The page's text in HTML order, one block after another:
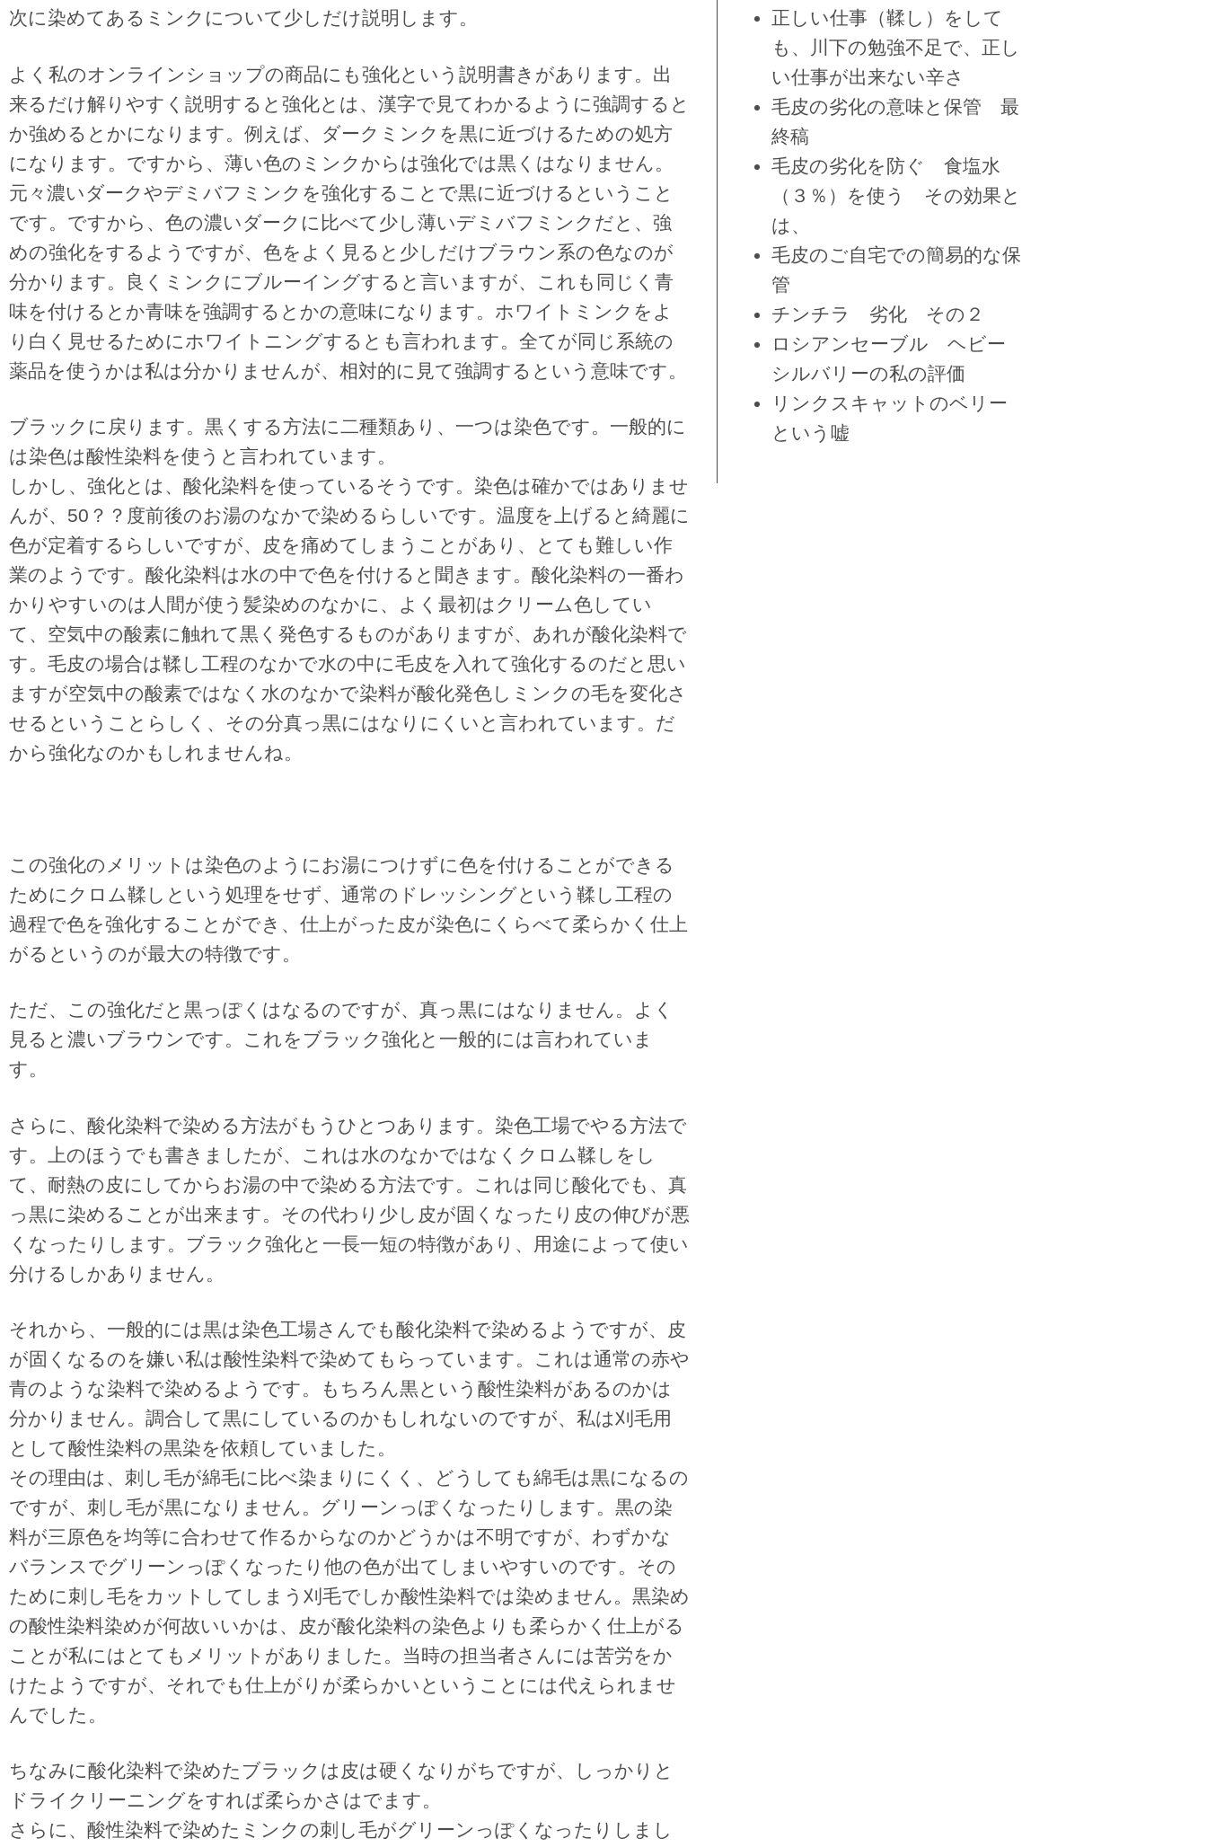
次に染めてあるミンクについて少しだけ説明します。
よく私のオンラインショップの商品にも強化という説明書きがあります。出
来るだけ解りやすく説明すると強化とは、漢字で見てわかるように強調すると
か強めるとかになります。例えば、ダークミンクを黒に近づけるための処方
になります。ですから、薄い色のミンクからは強化では黒くはなりません。
元々濃いダークやデミバフミンクを強化することで黒に近づけるということ
です。ですから、色の濃いダークに比べて少し薄いデミバフミンクだと、強
めの強化をするようですが、色をよく見ると少しだけブラウン系の色なのが
分かります。良くミンクにブルーイングすると言いますが、これも同じく青
味を付けるとか青味を強調するとかの意味になります。ホワイトミンクをよ
り白く見せるためにホワイトニングするとも言われます。全てが同じ系統の
薬品を使うかは私は分かりませんが、相対的に見て強調するという意味です。
ブラックに戻ります。黒くする方法に二種類あり、一つは染色です。一般的に
は染色は酸性染料を使うと言われています。
しかし、強化とは、酸化染料を使っているそうです。染色は確かではありませ
んが、50？？度前後のお湯のなかで染めるらしいです。温度を上げると綺麗に
色が定着するらしいですが、皮を痛めてしまうことがあり、とても難しい作
業のようです。酸化染料は水の中で色を付けると聞きます。酸化染料の一番わ
かりやすいのは人間が使う髪染めのなかに、よく最初はクリーム色してい
て、空気中の酸素に触れて黒く発色するものがありますが、あれが酸化染料で
す。毛皮の場合は鞣し工程のなかで水の中に毛皮を入れて強化するのだと思い
ますが空気中の酸素ではなく水のなかで染料が酸化発色しミンクの毛を変化さ
せるということらしく、その分真っ黒にはなりにくいと言われています。だ
から強化なのかもしれませんね。
この強化のメリットは染色のようにお湯につけずに色を付けることができる
ためにクロム鞣しという処理をせず、通常のドレッシングという鞣し工程の
過程で色を強化することができ、仕上がった皮が染色にくらべて柔らかく仕上
がるというのが最大の特徴です。
ただ、この強化だと黒っぽくはなるのですが、真っ黒にはなりません。よく
見ると濃いブラウンです。これをブラック強化と一般的には言われていま
す。
さらに、酸化染料で染める方法がもうひとつあります。染色工場でやる方法で
す。上のほうでも書きましたが、これは水のなかではなくクロム鞣しをし
て、耐熱の皮にしてからお湯の中で染める方法です。これは同じ酸化でも、真
っ黒に染めることが出来ます。その代わり少し皮が固くなったり皮の伸びが悪
くなったりします。ブラック強化と一長一短の特徴があり、用途によって使い
分けるしかありません。
それから、一般的には黒は染色工場さんでも酸化染料で染めるようですが、皮
が固くなるのを嫌い私は酸性染料で染めてもらっています。これは通常の赤や
青のような染料で染めるようです。もちろん黒という酸性染料があるのかは
分かりません。調合して黒にしているのかもしれないのですが、私は刈毛用
として酸性染料の黒染を依頼していました。
その理由は、刺し毛が綿毛に比べ染まりにくく、どうしても綿毛は黒になるの
ですが、刺し毛が黒になりません。グリーンっぽくなったりします。黒の染
料が三原色を均等に合わせて作るからなのかどうかは不明ですが、わずかな
バランスでグリーンっぽくなったり他の色が出てしまいやすいのです。その
ために刺し毛をカットしてしまう刈毛でしか酸性染料では染めません。黒染め
の酸性染料染めが何故いいかは、皮が酸化染料の染色よりも柔らかく仕上がる
ことが私にはとてもメリットがありました。当時の担当者さんには苦労をか
けたようですが、それでも仕上がりが柔らかいということには代えられませ
んでした。
ちなみに酸化染料で染めたブラックは皮は硬くなりがちですが、しっかりと
ドライクリーニングをすれば柔らかさはでます。
さらに、酸性染料で染めたミンクの刺し毛がグリーンっぽくなったりしまし
正しい仕事（鞣し）をして
も、川下の勉強不足で、正し
い仕事が出来ない辛さ
毛皮の劣化の意味と保管 最
終稿
毛皮の劣化を防ぐ 食塩水
（３％）を使う その効果と
は、
毛皮のご自宅での簡易的な保
管
チンチラ 劣化 その２
ロシアンセーブル ヘビー
シルバリーの私の評価
リンクスキャットのベリー
という嘘